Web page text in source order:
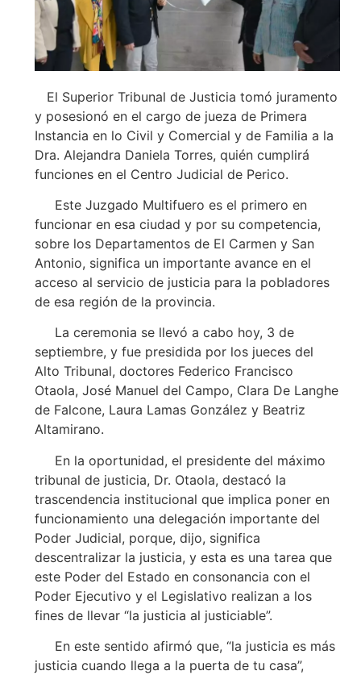
El Superior Tribunal de Justicia tomó juramento
y posesionó en el cargo de jueza de Primera
Instancia en lo Civil y Comercial y de Familia a la
Dra. Alejandra Daniela Torres, quién cumplirá
funciones en el Centro Judicial de Perico.
Este Juzgado Multifuero es el primero en
funcionar en esa ciudad y por su competencia,
sobre los Departamentos de El Carmen y San
Antonio, significa un importante avance en el
acceso al servicio de justicia para la pobladores
de esa región de la provincia.
La ceremonia se llevó a cabo hoy, 3 de
septiembre, y fue presidida por los jueces del
Alto Tribunal, doctores Federico Francisco
Otaola, José Manuel del Campo, Clara De Langhe
de Falcone, Laura Lamas González y Beatriz
Altamirano.
En la oportunidad, el presidente del máximo
tribunal de justicia, Dr. Otaola, destacó la
trascendencia institucional que implica poner en
funcionamiento una delegación importante del
Poder Judicial, porque, dijo, significa
descentralizar la justicia, y esta es una tarea que
este Poder del Estado en consonancia con el
Poder Ejecutivo y el Legislativo realizan a los
fines de llevar “la justicia al justiciable”.
En este sentido afirmó que, “la justicia es más
justicia cuando llega a la puerta de tu casa”,